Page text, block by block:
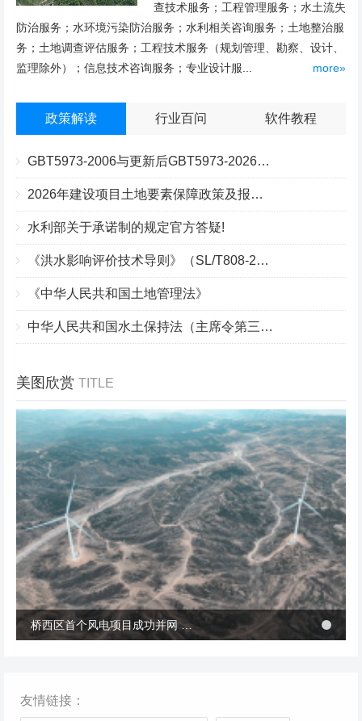
查技术服务；工程管理服务；水土流失
防治服务；水环境污染防治服务；水利相关咨询服务；土地整治服
务；土地调查评估服务；工程技术服务（规划管理、勘察、设计、
监理除外）；信息技术咨询服务；专业设计服...
more»
政策解读 行业百问 软件教程
GBT5973-2006与更新后GBT5973-2026区别你知道几点？
2026年建设项目土地要素保障政策及报批流程
水利部关于承诺制的规定官方答疑!
《洪水影响评价技术导则》（SL/T808-2025）核心解读
《中华人民共和国土地管理法》
中华人民共和国水土保持法（主席令第三十九号）
美图欣赏 TITLE
桥西区首个风电项目成功并网 助力绿电转型与乡村共富
冬季张北风景 桥西区首个风电项目成功并网 助力绿电转型与乡村共富
友情链接：